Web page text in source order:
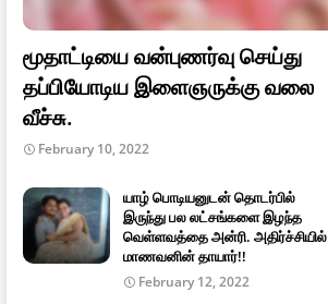
மூதாட்டியை வன்புணர்வு செய்து
தப்பியோடிய இளைஞருக்கு வலை
வீச்சு.
February 10, 2022
யாழ் பொடியனுடன் தொடர்பில்
இருந்து பல லட்சங்களை இழந்த
வெள்ளவத்தை அன்ரி. அதிர்ச்சியில்
மாணவனின் தாயார்!!
February 12, 2022